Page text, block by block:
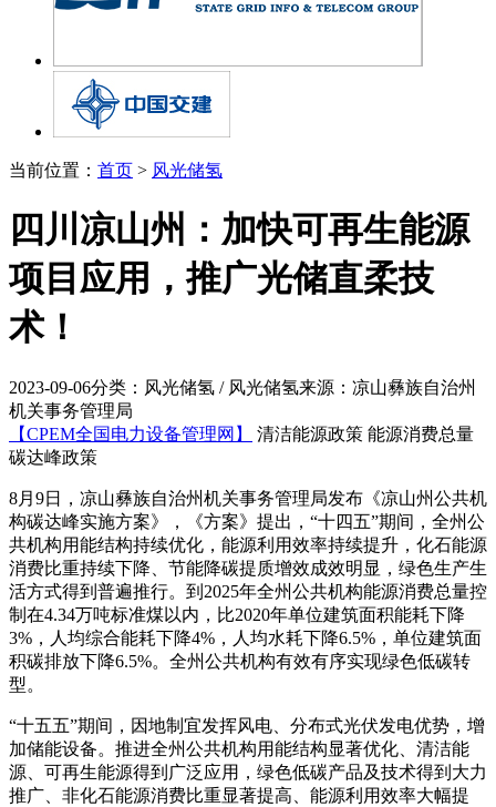
当前位置： 首页 > 风光储氢
四川凉山州：加快可再生能源
项目应用，推广光储直柔技
术！
2023-09-06分类：风光储氢 / 风光储氢来源：凉山彝族自治州
机关事务管理局
【CPEM全国电力设备管理网】
清洁能源政策 能源消费总量
碳达峰政策
8月9日，凉山彝族自治州机关事务管理局发布《凉山州公共机
构碳达峰实施方案》，《方案》提出，“十四五”期间，全州公
共机构用能结构持续优化，能源利用效率持续提升，化石能源
消费比重持续下降、节能降碳提质增效成效明显，绿色生产生
活方式得到普遍推行。到2025年全州公共机构能源消费总量控
制在4.34万吨标准煤以内，比2020年单位建筑面积能耗下降
3%，人均综合能耗下降4%，人均水耗下降6.5%，单位建筑面
积碳排放下降6.5%。全州公共机构有效有序实现绿色低碳转
型。
“十五五”期间，因地制宜发挥风电、分布式光伏发电优势，增
加储能设备。推进全州公共机构用能结构显著优化、清洁能
源、可再生能源得到广泛应用，绿色低碳产品及技术得到大力
推广、非化石能源消费比重显著提高、能源利用效率大幅提